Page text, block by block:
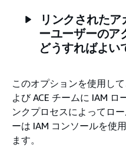
リンクされた
ーユーザーのア
どうすればよい
このオプションを使用し
よび ACE チームに IAM
ンクプロセスによってロ
ーは IAM コンソールを使
ます。